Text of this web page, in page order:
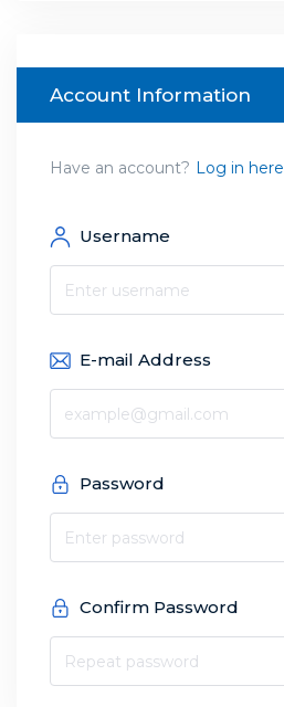
Account Information
Have an account? Log in here
Username
E-mail Address
Password
Confirm Password